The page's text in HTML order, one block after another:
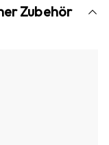
Zubehör